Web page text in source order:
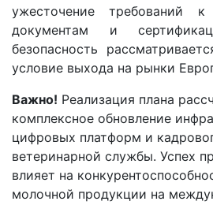
ужесточение требований к
документам и
безопасность
условие выхода на рынки
Важно! Реализация плана
комплексное обновление
цифровых платформ и
ветеринарной службы. Успех
влияет на
молочной продукции на